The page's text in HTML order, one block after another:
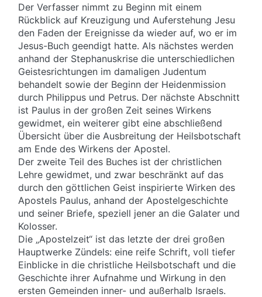
Der Verfasser nimmt zu Beginn mit einem
Rückblick auf Kreuzigung und Auferstehung Jesu
den Faden der Ereignisse da wieder auf, wo er im
Jesus-Buch geendigt hatte. Als nächstes werden
anhand der Stephanuskrise die unterschiedlichen
Geistesrichtungen im damaligen Judentum
behandelt sowie der Beginn der Heidenmission
durch Philippus und Petrus. Der nächste Abschnitt
ist Paulus in der großen Zeit seines Wirkens
gewidmet, ein weiterer gibt eine abschließend
Übersicht über die Ausbreitung der Heilsbotschaft
am Ende des Wirkens der Apostel.
Der zweite Teil des Buches ist der christlichen
Lehre gewidmet, und zwar beschränkt auf das
durch den göttlichen Geist inspirierte Wirken des
Apostels Paulus, anhand der Apostelgeschichte
und seiner Briefe, speziell jener an die Galater und
Kolosser.
Die „Apostelzeit“ ist das letzte der drei großen
Hauptwerke Zündels: eine reife Schrift, voll tiefer
Einblicke in die christliche Heilsbotschaft und die
Geschichte ihrer Aufnahme und Wirkung in den
ersten Gemeinden inner- und außerhalb Israels.